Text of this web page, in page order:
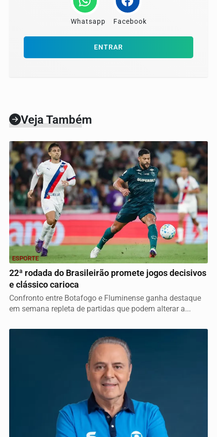
Whatsapp Facebook
ENTRAR
Veja Também
ESPORTE
22ª rodada do Brasileirão promete jogos decisivos
e clássico carioca
Confronto entre Botafogo e Fluminense ganha destaque
em semana repleta de partidas que podem alterar a...